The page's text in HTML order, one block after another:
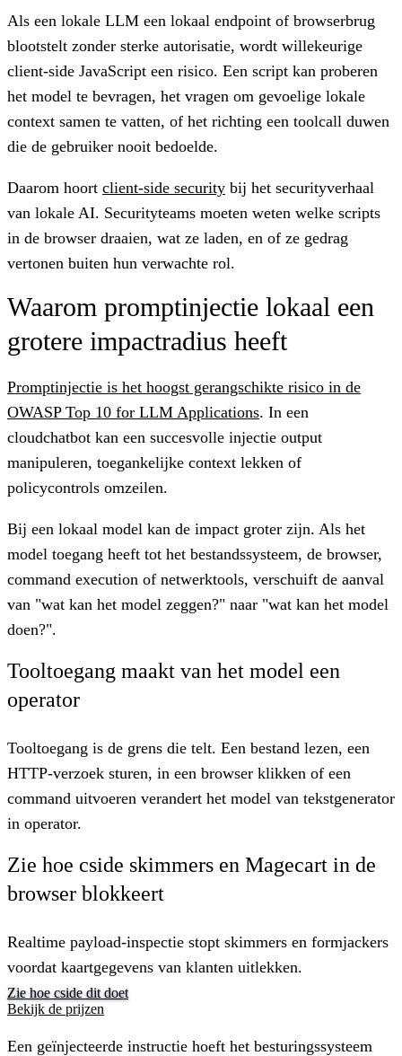
Als een lokale LLM een lokaal endpoint of browserbrug
blootstelt zonder sterke autorisatie, wordt willekeurige
client-side JavaScript een risico. Een script kan proberen
het model te bevragen, het vragen om gevoelige lokale
context samen te vatten, of het richting een toolcall duwen
die de gebruiker nooit bedoelde.
Daarom hoort client-side security bij het securityverhaal
van lokale AI. Securityteams moeten weten welke scripts
in de browser draaien, wat ze laden, en of ze gedrag
vertonen buiten hun verwachte rol.
Waarom promptinjectie lokaal een
grotere impactradius heeft
Promptinjectie is het hoogst gerangschikte risico in de
OWASP Top 10 for LLM Applications. In een
cloudchatbot kan een succesvolle injectie output
manipuleren, toegankelijke context lekken of
policycontrols omzeilen.
Bij een lokaal model kan de impact groter zijn. Als het
model toegang heeft tot het bestandssysteem, de browser,
command execution of netwerktools, verschuift de aanval
van "wat kan het model zeggen?" naar "wat kan het model
doen?".
Tooltoegang maakt van het model een
operator
Tooltoegang is de grens die telt. Een bestand lezen, een
HTTP-verzoek sturen, in een browser klikken of een
command uitvoeren verandert het model van tekstgenerator
in operator.
Zie hoe cside skimmers en Magecart in de
browser blokkeert
Realtime payload-inspectie stopt skimmers en formjackers
voordat kaartgegevens van klanten uitlekken.
Zie hoe cside dit doet
Bekijk de prijzen
Een geïnjecteerde instructie hoeft het besturingssysteem